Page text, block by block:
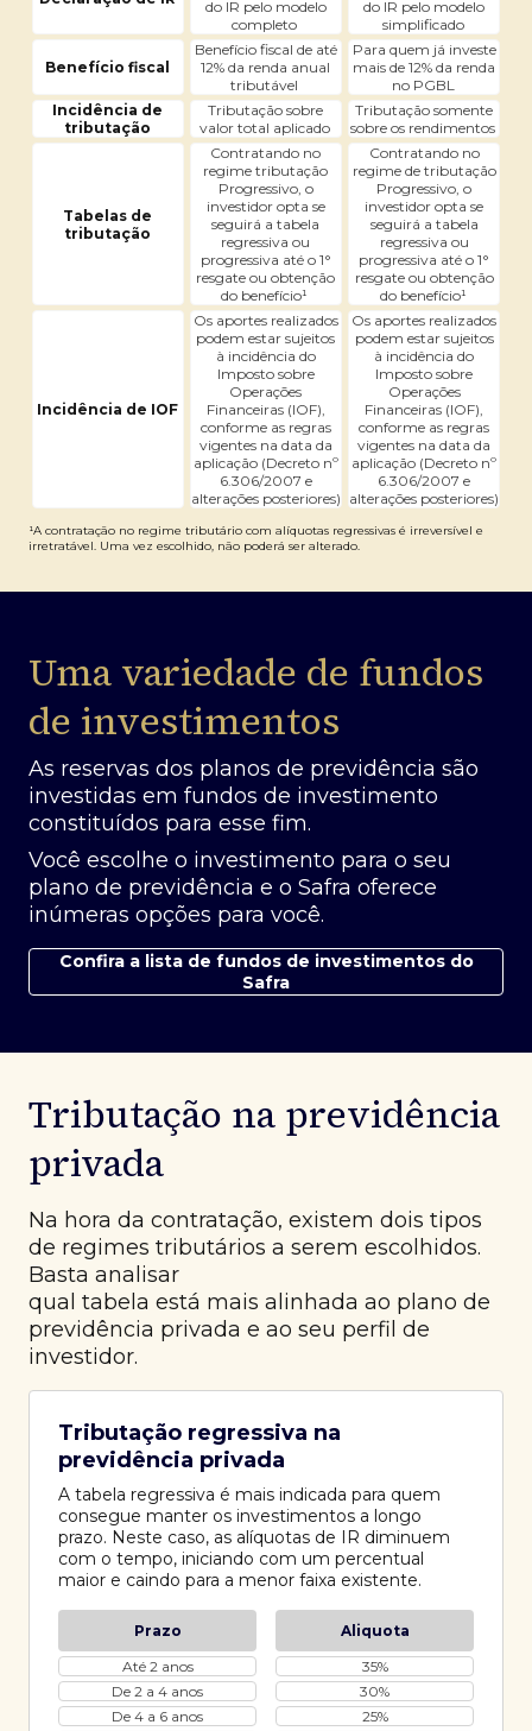
do IR pelo modelo
completo
do IR pelo modelo
simplificado
Benefício fiscal
Benefício fiscal de até
12% da renda anual
tributável
Para quem já investe
mais de 12% da renda
no PGBL
Incidência de
tributação
Tributação sobre
valor total aplicado
Tributação somente
sobre os rendimentos
Tabelas de
tributação
Contratando no
regime tributação
Progressivo, o
investidor opta se
seguirá a tabela
regressiva ou
progressiva até o 1°
resgate ou obtenção
do benefício¹
Contratando no
regime de tributação
Progressivo, o
investidor opta se
seguirá a tabela
regressiva ou
progressiva até o 1°
resgate ou obtenção
do benefício¹
Incidência de IOF
Os aportes realizados
podem estar sujeitos
à incidência do
Imposto sobre
Operações
Financeiras (IOF),
conforme as regras
vigentes na data da
aplicação (Decreto nº
6.306/2007 e
alterações posteriores)
Os aportes realizados
podem estar sujeitos
à incidência do
Imposto sobre
Operações
Financeiras (IOF),
conforme as regras
vigentes na data da
aplicação (Decreto nº
6.306/2007 e
alterações posteriores)
¹A contratação no regime tributário com alíquotas regressivas é irreversível e
irretratável. Uma vez escolhido, não poderá ser alterado.
Uma variedade de fundos
de investimentos
As reservas dos planos de previdência são
investidas em fundos de investimento
constituídos para esse fim.
Você escolhe o investimento para o seu
plano de previdência e o Safra oferece
inúmeras opções para você.
Confira a lista de fundos de investimentos do
Safra
Tributação na previdência
privada
Na hora da contratação, existem dois tipos
de regimes tributários a serem escolhidos.
Basta analisar
qual tabela está mais alinhada ao plano de
previdência privada e ao seu perfil de
investidor.
Tributação regressiva na
previdência privada
A tabela regressiva é mais indicada para quem
consegue manter os investimentos a longo
prazo. Neste caso, as alíquotas de IR diminuem
com o tempo, iniciando com um percentual
maior e caindo para a menor faixa existente.
Prazo
Aliquota
Até 2 anos
35%
De 2 a 4 anos
30%
De 4 a 6 anos
25%